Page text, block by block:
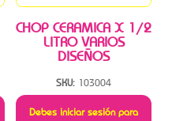
CHOP CERAMICA X 1/2
LITRO VARIOS
DISEÑOS
SKU: 103004
Debes iniciar sesión para